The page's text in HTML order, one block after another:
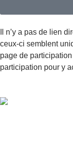
Il n’y a pas de lien
ceux-ci semblent
page de
participation pour y